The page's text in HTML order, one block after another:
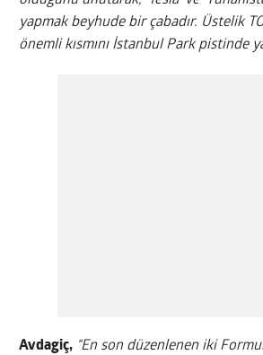
yapmak beyhude bir çabadır. Üstelik
önemli kısmını İstanbul Park pistinde
Avdagiç, “En son düzenlenen iki